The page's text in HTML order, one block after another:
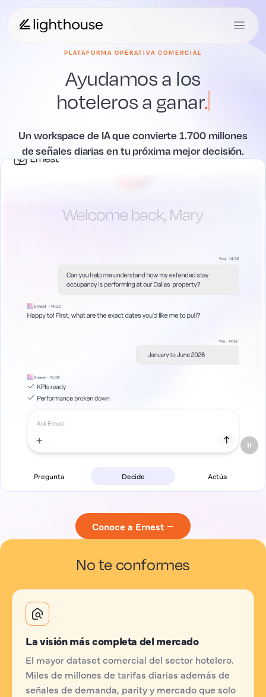
PLATAFORMA OPERATIVA COMERCIAL
Ayudamos a los
hoteleros a ganar.
Un workspace de IA que convierte 1.700 millones
de señales diarias en tu próxima mejor decisión.
Pregunta Decide Actúa
Conoce a Ernest →
No te conformes
La visión más completa del mercado
El mayor dataset comercial del sector hotelero.
Miles de millones de tarifas diarias además de
señales de demanda, parity y mercado que solo